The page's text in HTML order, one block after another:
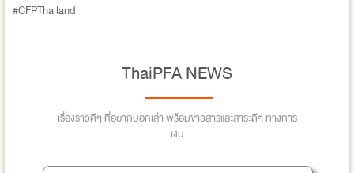
#CFPThailand
ThaiPFA NEWS
เรื่องราวดีๆ ที่อยากบอกเล่า พร้อมข่าวสารและสาระดีๆ ทางการ
เงิน